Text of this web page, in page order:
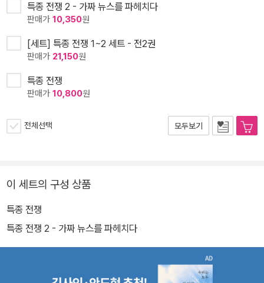
특종 전쟁 2 - 가짜 뉴스를 파헤치다
판매가 10,350원
[세트] 특종 전쟁 1~2 세트 - 전2권
판매가 21,150원
특종 전쟁
판매가 10,800원
전체선택 모두보기
이 세트의 구성 상품
특종 전쟁
특종 전쟁 2 - 가짜 뉴스를 파헤치다